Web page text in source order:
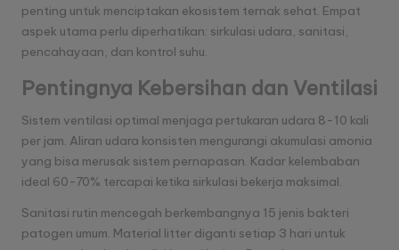
penting untuk menciptakan ekosistem ternak sehat. Empat
aspek utama perlu diperhatikan: sirkulasi udara, sanitasi,
pencahayaan, dan kontrol suhu.
Pentingnya Kebersihan dan Ventilasi
Sistem ventilasi optimal menjaga pertukaran udara 8-10 kali
per jam. Aliran udara konsisten mengurangi akumulasi amonia
yang bisa merusak sistem pernapasan. Kadar kelembaban
ideal 60-70% tercapai ketika sirkulasi bekerja maksimal.
Sanitasi rutin mencegah berkembangnya 15 jenis bakteri
patogen umum. Material litter diganti setiap 3 hari untuk